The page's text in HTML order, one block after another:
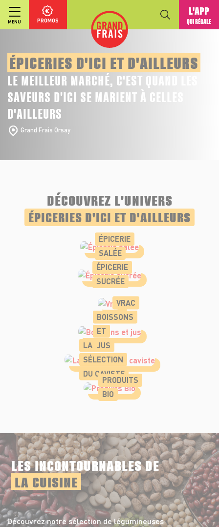
MENU PROMOS
L'APP
QUI RÉGALE
ÉPICERIES D'ICI ET D'AILLEURS
LE MEILLEUR MARCHÉ, C'EST QUAND LES
SAVEURS D'ICI SE MARIENT À CELLES
D'AILLEURS
Grand Frais Orsay
DÉCOUVREZ L'UNIVERS
ÉPICERIES D'ICI ET D'AILLEURS
ÉPICERIE
SALÉE
ÉPICERIE
SUCRÉE
VRAC
BOISSONS
ET
JUS
LA
SÉLECTION
DU CAVISTE
PRODUITS
BIO
LES INCONTOURNABLES DE
LA CUISINE
Découvrez notre sélection de légumineuses